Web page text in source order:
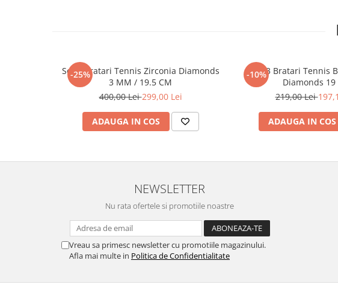
-25%
Set 5 Bratari Tennis Zirconia Diamonds
3 MM / 19.5 CM
400,00 Lei299,00 Lei
ADAUGA IN COS
-10%
Set 3 Bratari Tennis
Diamonds 19
219,00 Lei
ADAUGA IN COS
NEWSLETTER
Nu rata ofertele si promotiile noastre
Vreau sa primesc newsletter cu promotiile magazinului.
Afla mai multe in Politica de Confidentialitate